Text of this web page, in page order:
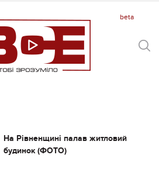
На Рівненщині палав житловий
будинок (ФОТО)